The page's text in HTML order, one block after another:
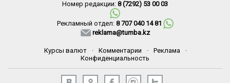
Номер редакции: 8 (7292) 53 00 03
Рекламный отдел: 8 707 040 14 81
reklama@tumba.kz
Курсы валют · Комментарии · Реклама
·
Конфиденциальность